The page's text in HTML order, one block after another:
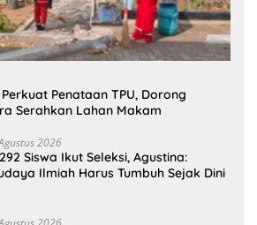
Penataan TPU, Dorong
Serahkan Lahan Makam
2026
Siswa Ikut Seleksi, Agustina:
Ilmiah Harus Tumbuh Sejak Dini